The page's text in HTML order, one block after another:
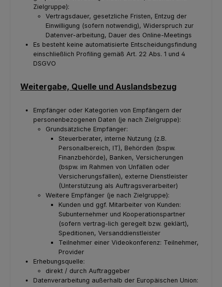
Zielgruppe):
Vertragsdauer, gesetzliche Fristen, Entzug der
Einwilligung (sofern notwendig), Widerspruch zur
Datenver-arbeitung, Dauer des Online-Meetings
Es besteht keine automatisierte Entscheidungsfindung
einschließlich Profiling gemäß Art. 22 Abs. 1 und 4
DSGVO
Weitergabe, Quelle und Auslandsbezug
Empfänger oder Kategorien von Empfängern der
personenbezogenen Daten (je nach Zielgruppe):
Grundsätzliche Empfänger:
Steuerberater, interne Nutzung (z.B.
Personalbereich, IT), Behörden (bspw.
Finanzbehörde), Banken, Versicherungen
(bspw. im Rahmen von Unfällen oder
Versicherungsfällen), externe Dienstleister
(Unterstützung als Auftragsverarbeiter)
Weitere Empfänger (je nach Zielgruppe):
Kunden und ggf. Mitarbeiter von Kunden:
Subunternehmer und Kooperationspartner
(sofern vertrag-lich geregelt bzw. geklärt),
Speditionen, Versanddienstleister
Teilnehmer einer Videokonferenz: Teilnehmer,
Provider
Erhebungsquelle:
direkt / durch Auftraggeber
Datenverarbeitung außerhalb der Europäischen Union: